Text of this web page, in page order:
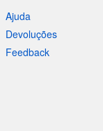
Ajuda
Devoluções
Feedback